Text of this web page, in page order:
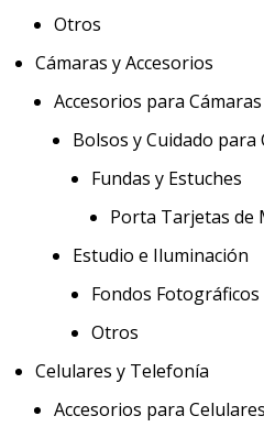
Otros
Cámaras y Accesorios
Accesorios para Cámaras
Bolsos y Cuidado para
Fundas y Estuches
Porta Tarjetas de
Estudio e Iluminación
Fondos Fotográficos
Otros
Celulares y Telefonía
Accesorios para Celulares